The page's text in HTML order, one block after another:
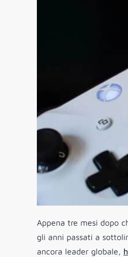
Appena tre mesi dopo
gli anni passati a
ancora leader globale,